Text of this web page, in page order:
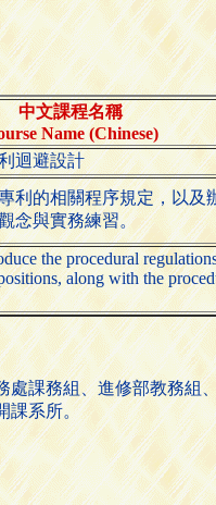
中文課程名稱
Name (Chinese)
迴避設計
利的相關程序規定，以
念與實務練習。
the procedural
along with the
處課務組、進修部教務組
課系所。